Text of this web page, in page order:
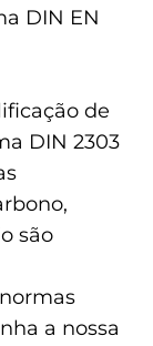
DIN EN
de
DIN 2303
são
a nossa